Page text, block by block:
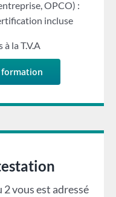
OPCO) :
incluse
la T.V.A
formation
vous est adressé